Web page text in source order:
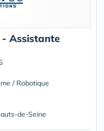
Assistante
/ Robotique
de-Seine